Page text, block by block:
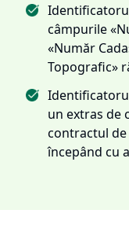
câmpurile
«Număr
Topografic»
un extras de
contractul
începând cu